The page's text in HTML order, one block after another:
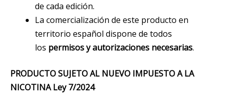
de cada edición.
La comercialización de este producto en
territorio español dispone de todos
los permisos y autorizaciones necesarias.
PRODUCTO SUJETO AL NUEVO IMPUESTO A LA
NICOTINA Ley 7/2024